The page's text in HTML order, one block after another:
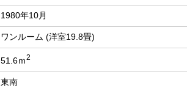
1980年10月
ワンルーム (洋室19.8畳)
51.6ｍ2
東南